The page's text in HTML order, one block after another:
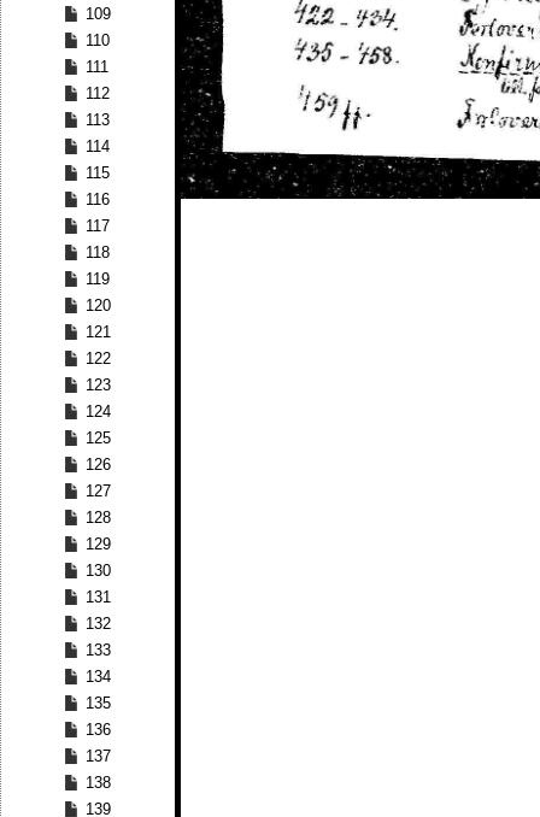
109
110
111
112
113
114
115
116
117
118
119
120
121
122
123
124
125
126
127
128
129
130
131
132
133
134
135
136
137
138
139